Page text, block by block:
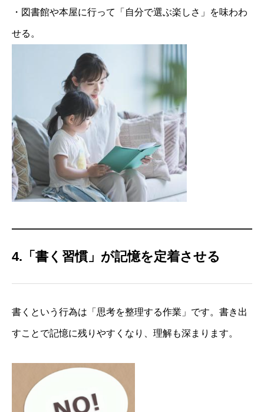
・図書館や本屋に行って「自分で選ぶ楽しさ」を味わわ
せる。
4.「書く習慣」が記憶を定着させる
書くという行為は「思考を整理する作業」です。書き出
すことで記憶に残りやすくなり、理解も深まります。